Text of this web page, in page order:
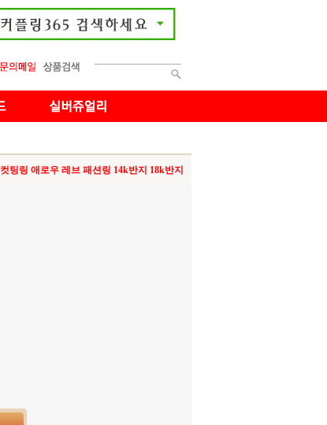
컷팅링 애로우 레브 패션링 14k반지 18k반지